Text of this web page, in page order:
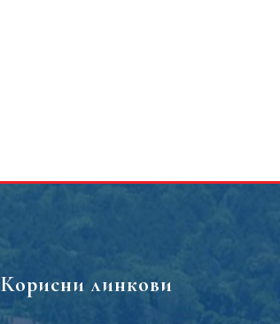
Корисни линкови